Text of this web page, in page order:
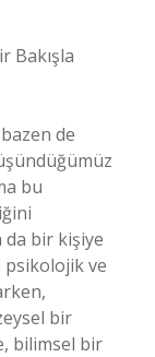
Bakışla
de
bu
da bir kişiye
psikolojik ve
bir
bilimsel bir